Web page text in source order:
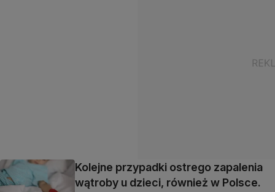
Kolejne przypadki ostrego zapalenia
wątroby u dzieci, również w Polsce.